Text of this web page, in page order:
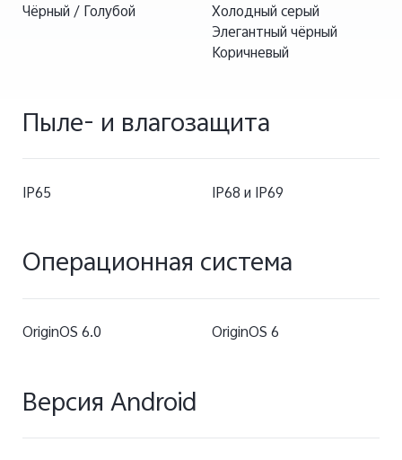
Чёрный / Голубой
Холодный серый
Элегантный чёрный
Коричневый
Пыле- и влагозащита
IP65 IP68 и IP69
Операционная система
OriginOS 6.0 OriginOS 6
Версия Android